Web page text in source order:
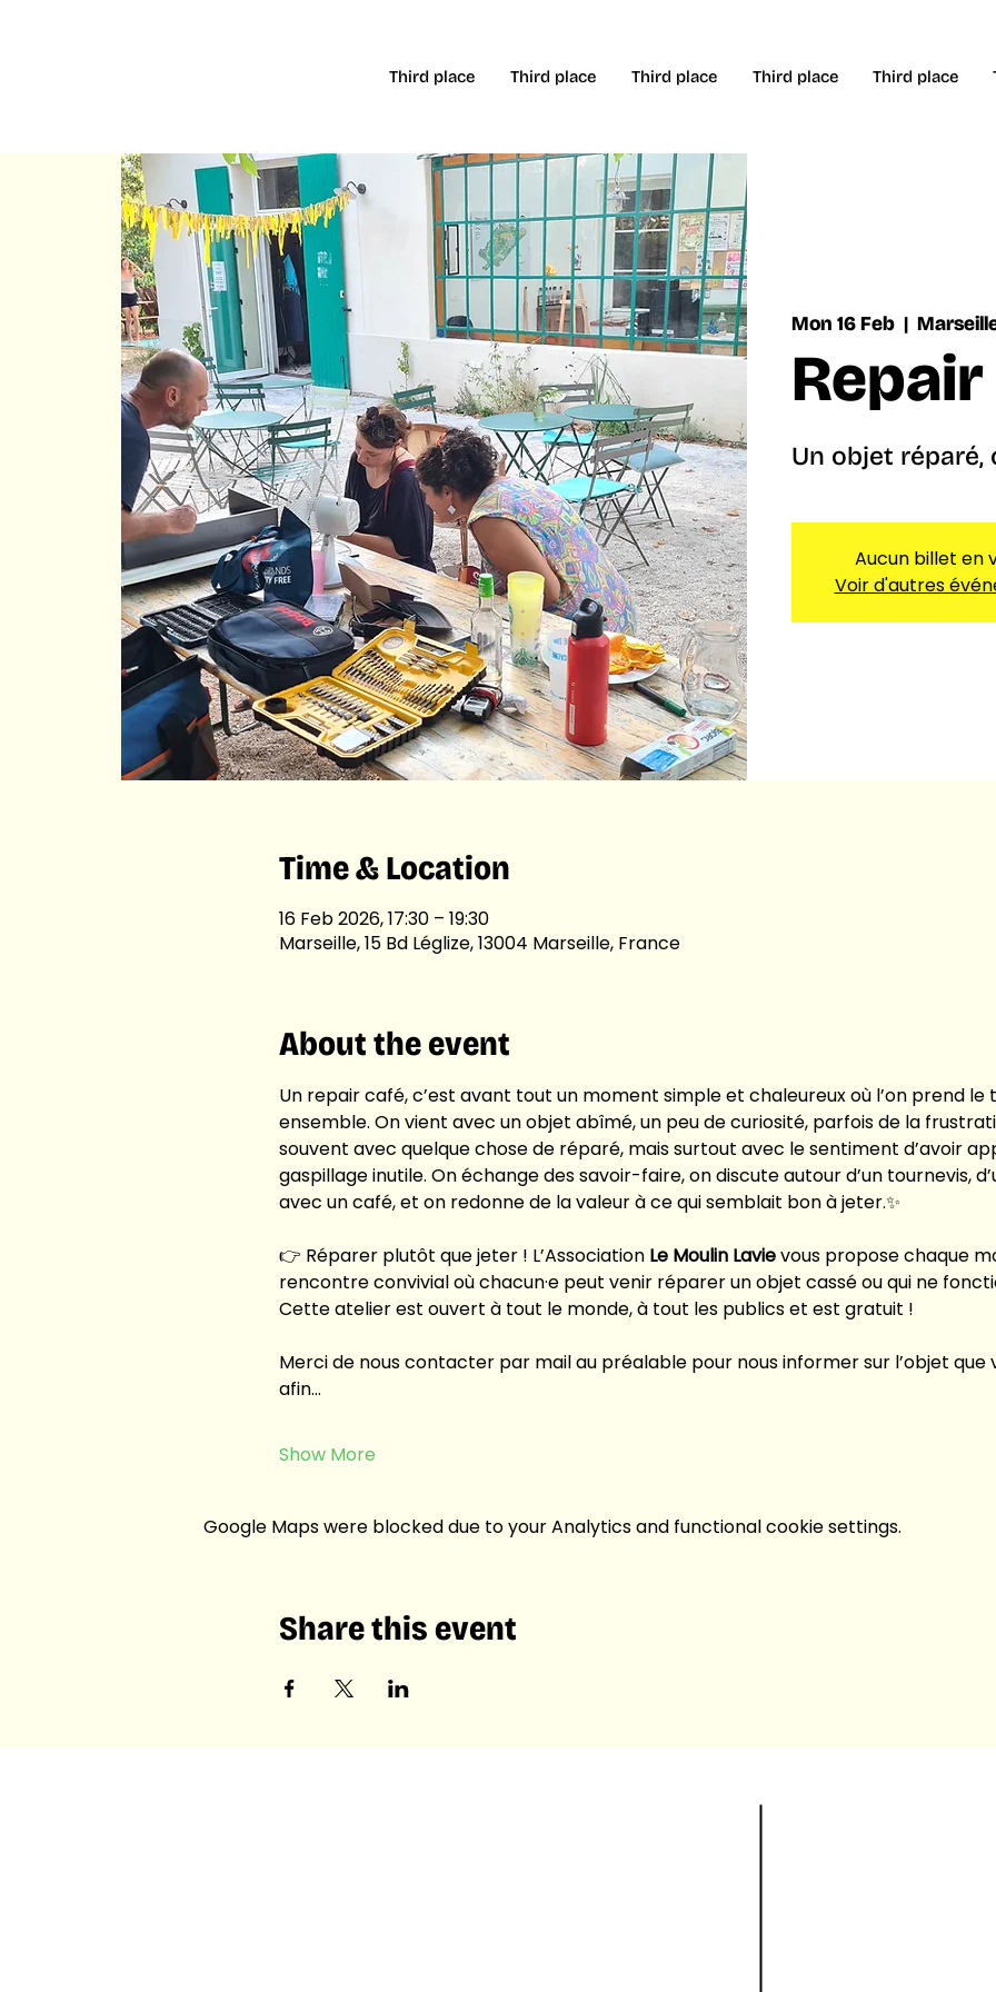
Third place Third place Third place Third place Third place
Mon 16 Feb
  |
Un objet réparé,
Aucun billet en
Voir d'autres
Time & Location
16 Feb 2026, 17:30 – 19:30
Marseille, 15 Bd Léglize, 13004 Marseille, France
About the event
Un repair café, c’est avant tout un moment simple et chaleureux où l’on prend le
ensemble. On vient avec un objet abîmé, un peu de curiosité, parfois de la
souvent avec quelque chose de réparé, mais surtout avec le sentiment d’avoir
gaspillage inutile. On échange des savoir-faire, on discute autour d’un tournevis,
avec un café, et on redonne de la valeur à ce qui semblait bon à jeter.✨
👉 Réparer plutôt que jeter ! L’Association Le Moulin Lavie vous propose chaque
rencontre convivial où chacun·e peut venir réparer un objet cassé ou qui ne
Cette atelier est ouvert à tout le monde, à tout les publics et est gratuit !
Merci de nous contacter par mail au préalable pour nous informer sur l’objet que
afin…
Show More
Google Maps were blocked due to your Analytics and functional cookie settings.
Share this event